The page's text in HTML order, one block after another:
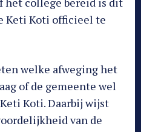
Keti Koti officieel te
welke afweging het
of de gemeente wel
Koti. Daarbij wijst
van de